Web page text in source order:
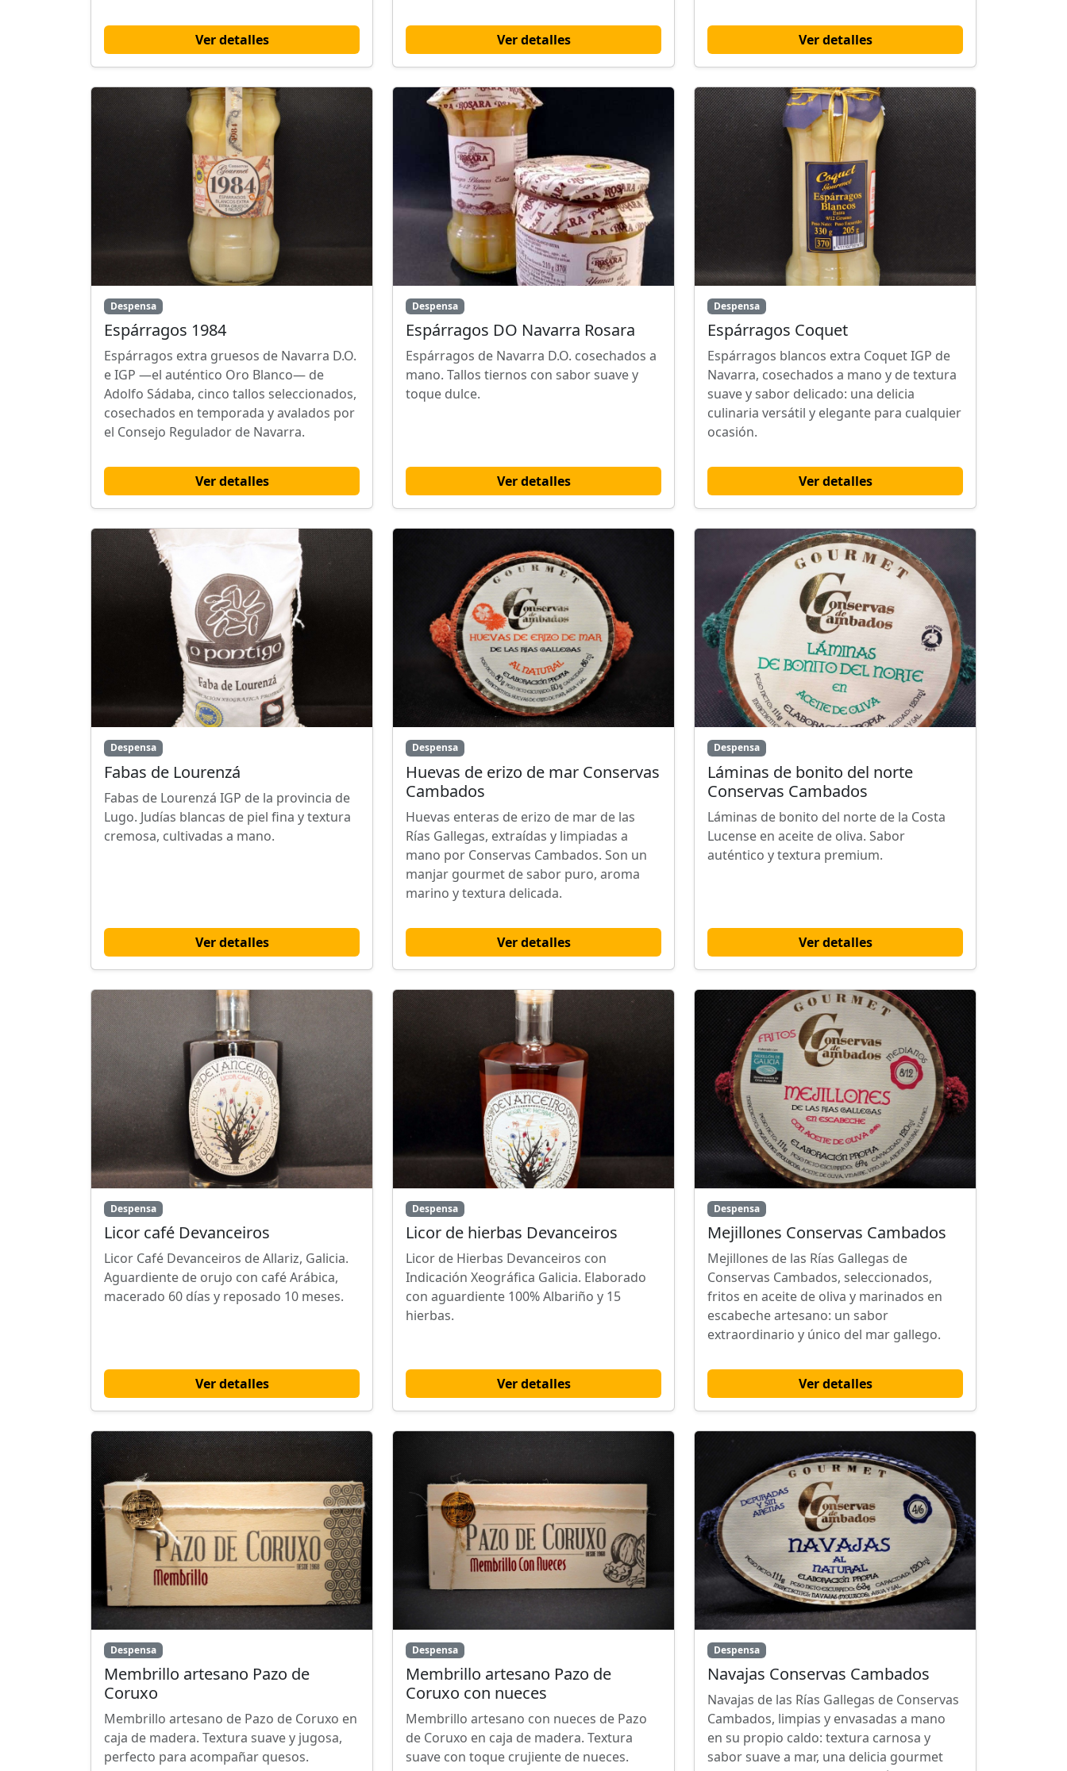
Ver detalles Ver detalles Ver detalles
Despensa
Espárragos 1984
Espárragos extra gruesos de Navarra D.O.
e IGP —el auténtico Oro Blanco— de
Adolfo Sádaba, cinco tallos seleccionados,
cosechados en temporada y avalados por
el Consejo Regulador de Navarra.
Ver detalles
Despensa
Espárragos DO Navarra Rosara
Espárragos de Navarra D.O. cosechados a
mano. Tallos tiernos con sabor suave y
toque dulce.
Ver detalles
Despensa
Espárragos Coquet
Espárragos blancos extra Coquet IGP de
Navarra, cosechados a mano y de textura
suave y sabor delicado: una delicia
culinaria versátil y elegante para cualquier
ocasión.
Ver detalles
Despensa
Fabas de Lourenzá
Fabas de Lourenzá IGP de la provincia de
Lugo. Judías blancas de piel fina y textura
cremosa, cultivadas a mano.
Ver detalles
Despensa
Huevas de erizo de mar Conservas
Cambados
Huevas enteras de erizo de mar de las
Rías Gallegas, extraídas y limpiadas a
mano por Conservas Cambados. Son un
manjar gourmet de sabor puro, aroma
marino y textura delicada.
Ver detalles
Despensa
Láminas de bonito del norte
Conservas Cambados
Láminas de bonito del norte de la Costa
Lucense en aceite de oliva. Sabor
auténtico y textura premium.
Ver detalles
Despensa
Licor café Devanceiros
Licor Café Devanceiros de Allariz, Galicia.
Aguardiente de orujo con café Arábica,
macerado 60 días y reposado 10 meses.
Ver detalles
Despensa
Licor de hierbas Devanceiros
Licor de Hierbas Devanceiros con
Indicación Xeográfica Galicia. Elaborado
con aguardiente 100% Albariño y 15
hierbas.
Ver detalles
Despensa
Mejillones Conservas Cambados
Mejillones de las Rías Gallegas de
Conservas Cambados, seleccionados,
fritos en aceite de oliva y marinados en
escabeche artesano: un sabor
extraordinario y único del mar gallego.
Ver detalles
Despensa
Membrillo artesano Pazo de
Coruxo
Membrillo artesano de Pazo de Coruxo en
caja de madera. Textura suave y jugosa,
perfecto para acompañar quesos.
Despensa
Membrillo artesano Pazo de
Coruxo con nueces
Membrillo artesano con nueces de Pazo
de Coruxo en caja de madera. Textura
suave con toque crujiente de nueces.
Despensa
Navajas Conservas Cambados
Navajas de las Rías Gallegas de Conservas
Cambados, limpias y envasadas a mano
en su propio caldo: textura carnosa y
sabor suave a mar, una delicia gourmet